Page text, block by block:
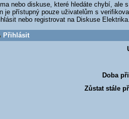
nebo diskuse, které hledáte chybí, ale
je přístupný pouze uživatelům s
nebo registrovat na Diskuse
Přihlásit
Doba
Zůstat stále